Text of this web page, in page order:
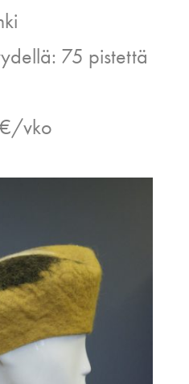
75 pistettä
vko